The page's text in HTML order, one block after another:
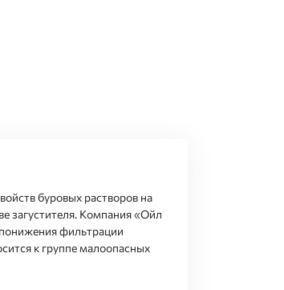
буровых растворов на
загустителя. Компания «Ойл
фильтрации
к группе малоопасных